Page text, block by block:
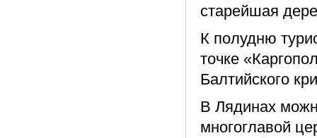
старейшая
К полудню
точке
Балтийского
В Лядинах
многоглавой